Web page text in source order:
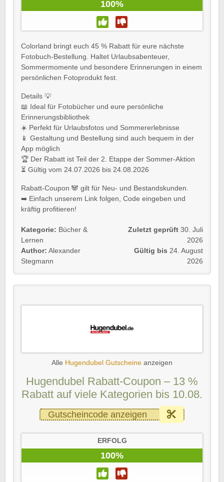
100%
Colorland bringt euch 45 % Rabatt für eure nächste
Fotobuch-Bestellung. Haltet Urlaubsabenteuer,
Sommermomente und besondere Erinnerungen in einem
persönlichen Fotoprodukt fest.
Details 💡
📖 Ideal für Fotobücher und eure persönliche
Erinnerungsbibliothek
☀️ Perfekt für Urlaubsfotos und Sommererlebnisse
📱 Gestaltung und Bestellung sind auch bequem in der
App möglich
🏆 Der Rabatt ist Teil der 2. Etappe der Sommer-Aktion
⏳ Gültig vom 24.07.2026 bis 24.08.2026
Rabatt-Coupon 🐼 gilt für Neu- und Bestandskunden.
➡️ Einfach unserem Link folgen, Code eingeben und
kräftig profitieren!
Kategorie: Bücher &
Lernen
Author: Alexander
Stegmann
Zuletzt geprüft 30. Juli
2026
Gültig bis 24. August
2026
Alle Hugendubel Gutscheine anzeigen
Hugendubel Rabatt-Coupon – 13 %
Rabatt auf viele Kategorien bis 10.08.
Gutscheincode anzeigen
ERFOLG
100%